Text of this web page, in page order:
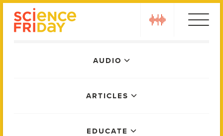
AUDIO
ARTICLES
EDUCATE